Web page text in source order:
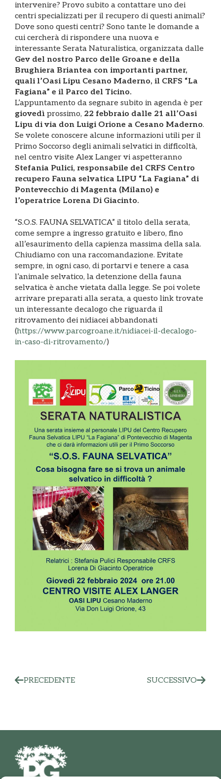
intervenire? Provo subito a contattare uno dei
centri specializzati per il recupero di questi animali?
Dove sono questi centri? Sono tante le domande a
cui cercherà di rispondere una nuova e
interessante Serata Naturalistica, organizzata dalle
Gev del nostro Parco delle Groane e della
Brughiera Briantea con importanti partner,
quali l’Oasi Lipu Cesano Maderno, il CRFS “La
Fagiana” e il Parco del Ticino.
L’appuntamento da segnare subito in agenda è per
giovedì prossimo, 22 febbraio dalle 21 all’Oasi
Lipu di via don Luigi Orione a Cesano Maderno.
Se volete conoscere alcune informazioni utili per il
Primo Soccorso degli animali selvatici in difficoltà,
nel centro visite Alex Langer vi aspetteranno
Stefania Pulici, responsabile del CRFS Centro
recupero Fauna selvatica LIPU “La Fagiana” di
Pontevecchio di Magenta (Milano) e
l’operatrice Lorena Di Giacinto.
“S.O.S. FAUNA SELVATICA” il titolo della serata,
come sempre a ingresso gratuito e libero, fino
all’esaurimento della capienza massima della sala.
Chiudiamo con una raccomandazione. Evitate
sempre, in ogni caso, di portarvi e tenere a casa
l’animale selvatico, la detenzione della fauna
selvatica è anche vietata dalla legge. Se poi volete
arrivare preparati alla serata, a questo link trovate
un interessante decalogo che riguarda il
ritrovamento dei nidiacei abbandonati
(https://www.parcogroane.it/nidiacei-il-decalogo-
in-caso-di-ritrovamento/)
PRECEDENTE SUCCESSIVO